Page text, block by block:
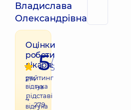
Владислава
Олександрівна
Оцінки
роботи
лікаря:
274
відгука
4
відгука
5/
5
рейтинг
на
підставі
279